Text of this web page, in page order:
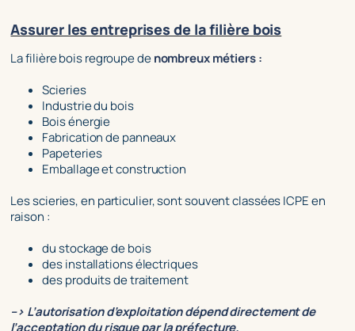
Assurer les entreprises de la filière bois
La filière bois regroupe denombreux métiers :
Scieries
Industrie du bois
Bois énergie
Fabrication de panneaux
Papeteries
Emballage et construction
Les scieries, en particulier, sont souvent classées ICPE en
raison :
du stockage de bois
des installations électriques
des produits de traitement
–> L’autorisation d’exploitation dépend directement de
l’acceptation du risque par la préfecture.